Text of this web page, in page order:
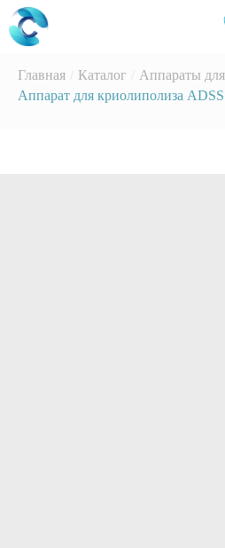
Главная Каталог Аппараты
Аппарат для криолиполиза